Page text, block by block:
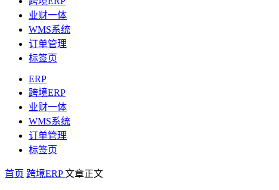
业财一体
WMS系统
订单管理
标签页
ERP
跨境ERP
业财一体
WMS系统
订单管理
标签页
首页 跨境ERP文章正文